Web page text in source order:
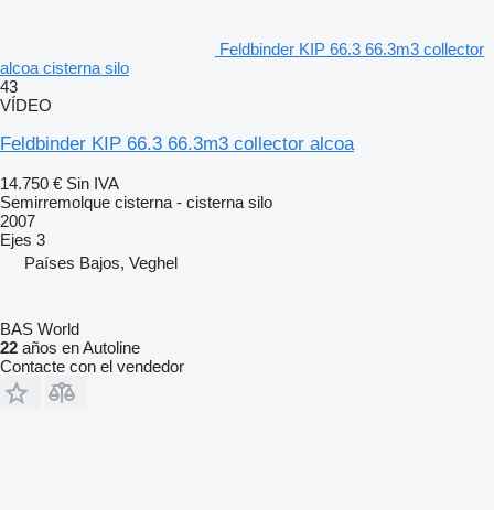
Feldbinder KIP 66.3 66.3m3 collector
alcoa cisterna silo
43
VÍDEO
Feldbinder KIP 66.3 66.3m3 collector alcoa
14.750 € Sin IVA
Semirremolque cisterna - cisterna silo
2007
Ejes 3
Países Bajos, Veghel
BAS World
22 años en Autoline
Contacte con el vendedor